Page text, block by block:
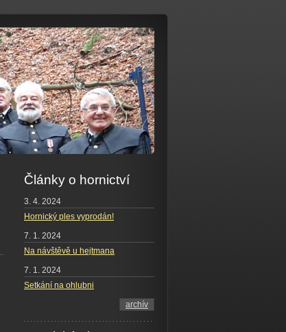
Články o hornictví
3. 4. 2024
Hornický ples vyprodán!
7. 1. 2024
Na návštěvě u hejtmana
7. 1. 2024
Setkání na ohlubni
archív